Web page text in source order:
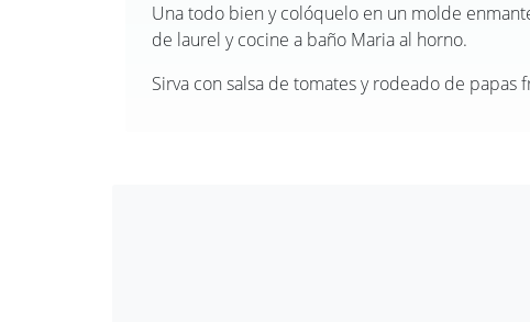
Una todo bien y colóquelo en un molde
de laurel y cocine a baño Maria al horno.
Sirva con salsa de tomates y rodeado de papas